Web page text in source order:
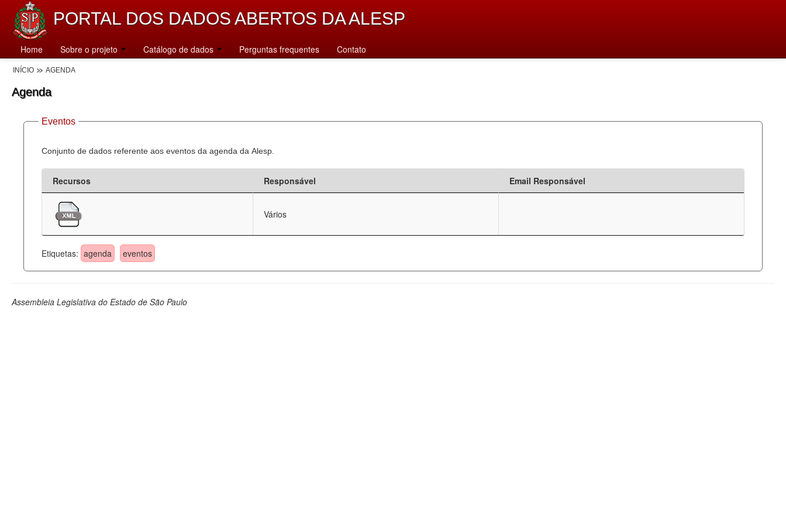
PORTAL DOS DADOS ABERTOS DA ALESP
Home Sobre o projeto Catálogo de dados Perguntas frequentes Contato
INÍCIO AGENDA
Agenda
Eventos
Conjunto de dados referente aos eventos da agenda da Alesp.
Recursos Responsável Email Responsável
Vários
Etiquetas: agenda eventos
Assembleia Legislativa do Estado de São Paulo